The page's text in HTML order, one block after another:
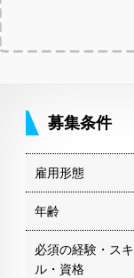
募集条件
雇用形態
年齢
必須の経験・スキ
ル・資格